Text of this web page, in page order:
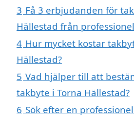
3 Få 3 erbjudanden för
Hällestad från
4 Hur mycket kostar
Hällestad?
5 Vad hjälper till att
takbyte i Torna Hällestad?
6 Sök efter en